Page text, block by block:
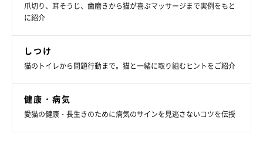
爪切り、耳そうじ、歯磨きから猫が喜ぶマッサージまで実例をもと
に紹介
しつけ
猫のトイレから問題行動まで。猫と一緒に取り組むヒントをご紹介
健康・病気
愛猫の健康・長生きのために病気のサインを見逃さないコツを伝授